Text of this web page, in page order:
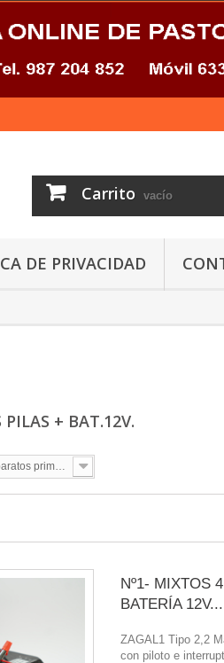
Carrito vacío
DE PRIVACIDAD
PILAS + BAT.12V.
Precio: más baratos primero
Nº1- MIXTOS
BATERÍA
ZAGAL1 Tipo 2,2
con piloto e